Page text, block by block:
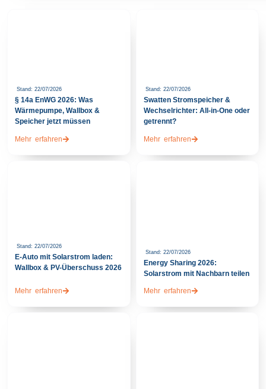
Stand: 22/07/2026
§ 14a EnWG 2026: Was
Wärmepumpe, Wallbox &
Speicher jetzt müssen
Mehr erfahren
Stand: 22/07/2026
Swatten Stromspeicher &
Wechselrichter: All-in-One oder
getrennt?
Mehr erfahren
Stand: 22/07/2026
E-Auto mit Solarstrom laden:
Wallbox & PV-Überschuss 2026
Mehr erfahren
Stand: 22/07/2026
Energy Sharing 2026:
Solarstrom mit Nachbarn teilen
Mehr erfahren